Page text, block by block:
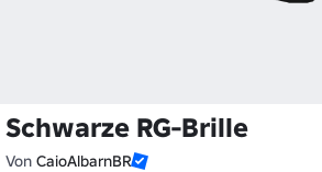
Schwarze RG-Brille
Von CaioAlbarnBR